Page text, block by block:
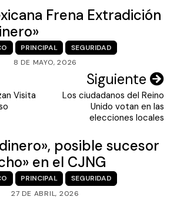
Frena Extradición
PRINCIPAL
SEGURIDAD
8 DE MAYO, 2026
Visita
Siguiente
Los ciudadanos del Reino
Unido votan en las
elecciones locales
posible sucesor
en el CJNG
PRINCIPAL
SEGURIDAD
27 DE ABRIL, 2026